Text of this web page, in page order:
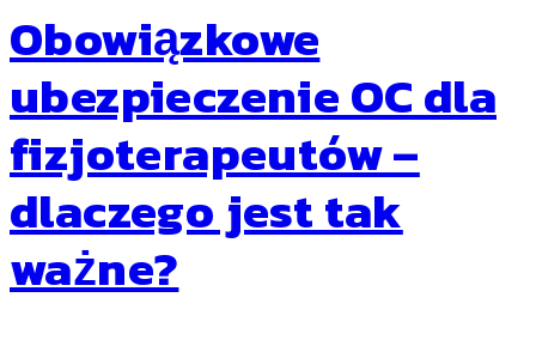
Obowiązkowe
ubezpieczenie OC dla
fizjoterapeutów –
dlaczego jest tak
ważne?